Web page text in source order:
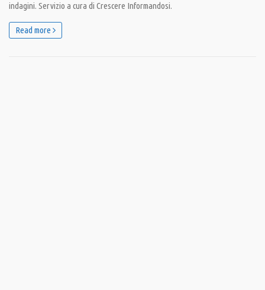
indagini. Servizio a cura di Crescere Informandosi.
Read more